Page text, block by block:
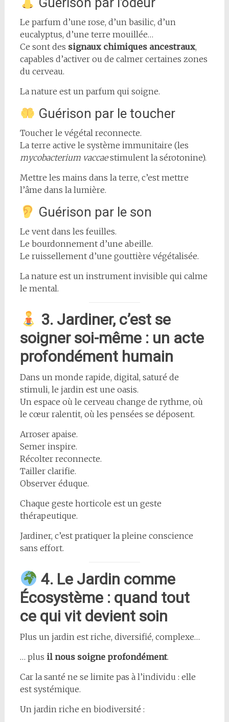
Le parfum d’une rose, d’un basilic, d’un
eucalyptus, d’une terre mouillée…
Ce sont des signaux chimiques ancestraux,
capables d’activer ou de calmer certaines zones
du cerveau.
La nature est un parfum qui soigne.
Guérison par le toucher
Toucher le végétal reconnecte.
La terre active le système immunitaire (les
mycobacterium vaccaestimulent la sérotonine).
Mettre les mains dans la terre, c’est mettre
l’âme dans la lumière.
Guérison par le son
Le vent dans les feuilles.
Le bourdonnement d’une abeille.
Le ruissellement d’une gouttière végétalisée.
La nature est un instrument invisible qui calme
le mental.
3. Jardiner, c’est se
soigner soi-même : un acte
profondément humain
Dans un monde rapide, digital, saturé de
stimuli, le jardin est une oasis.
Un espace où le cerveau change de rythme, où
le cœur ralentit, où les pensées se déposent.
Arroser apaise.
Semer inspire.
Récolter reconnecte.
Tailler clarifie.
Observer éduque.
Chaque geste horticole est un geste
thérapeutique.
Jardiner, c’est pratiquer la pleine conscience
sans effort.
4. Le Jardin comme
Écosystème : quand tout
ce qui vit devient soin
Plus un jardin est riche, diversifié, complexe…
… plus il nous soigne profondément.
Car la santé ne se limite pas à l’individu : elle
est systémique.
Un jardin riche en biodiversité :